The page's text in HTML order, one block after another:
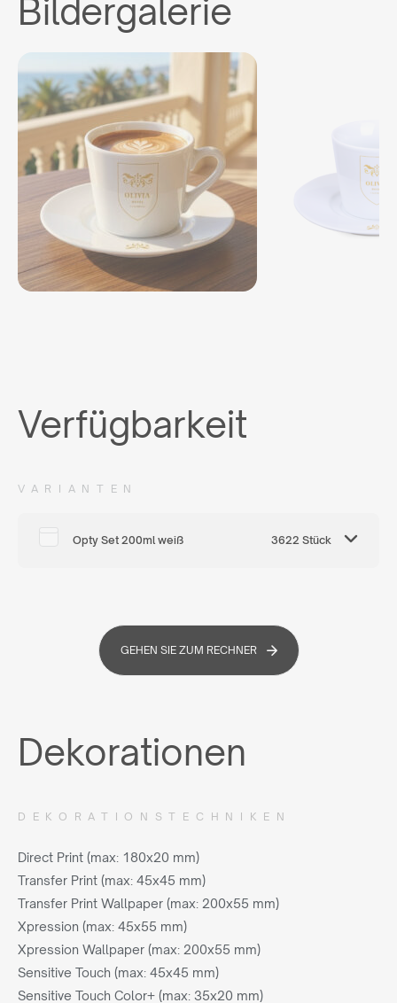
Bildergalerie
Verfügbarkeit
VARIANTEN
Opty Set 200ml weiß 3622 Stück
GEHEN SIE ZUM RECHNER
Dekorationen
DEKORATIONSTECHNIKEN
Direct Print (max: 180x20 mm)
Transfer Print (max: 45x45 mm)
Transfer Print Wallpaper (max: 200x55 mm)
Xpression (max: 45x55 mm)
Xpression Wallpaper (max: 200x55 mm)
Sensitive Touch (max: 45x45 mm)
Sensitive Touch Color+ (max: 35x20 mm)